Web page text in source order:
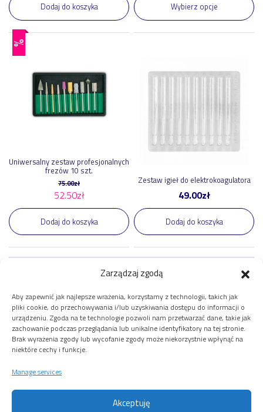
Zarządzaj zgodą
Aby zapewnić jak najlepsze wrażenia, korzystamy z technologii, takich jak
pliki cookie, do przechowywania i/lub uzyskiwania dostępu do informacji o
urządzeniu. Zgoda na te technologie pozwoli nam przetwarzać dane, takie jak
zachowanie podczas przeglądania lub unikalne identyfikatory na tej stronie.
Brak wyrażenia zgody lub wycofanie zgody może niekorzystnie wpłynąć na
niektóre cechy i funkcje.
Manage services
Akceptuję
Dodaj do koszyka Wybierz opcje
%
Uniwersalny zestaw profesjonalnych
frezów 10 szt.
75.00zł
52.50zł
Dodaj do koszyka
Zestaw igieł do elektrokoagulatora
49.00zł
Dodaj do koszyka
Załaduj więcej
Twoje Konto
Twoje konto
Polityka prywatności
Regulamin Sklepu
Zwroty i Reklamacje